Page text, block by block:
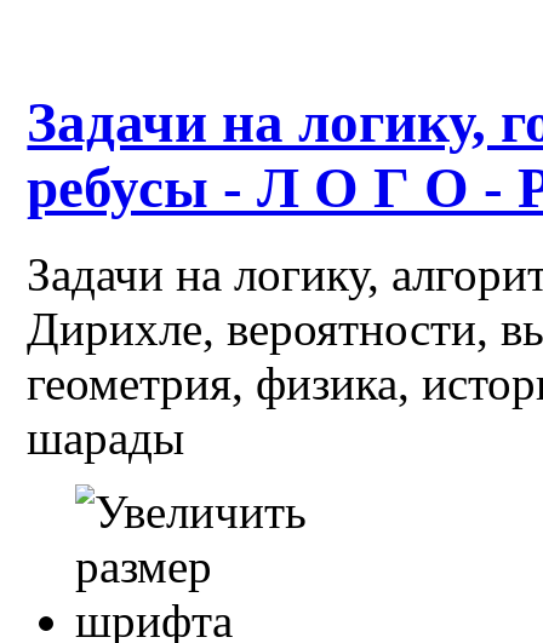
Задачи на логику,
ребусы - Л О Г О -
Задачи на логику,
Дирихле, вероятности,
геометрия, физика,
шарады